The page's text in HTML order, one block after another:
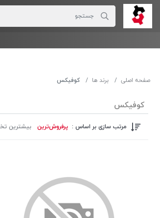
صفحه اصلی برند ها کوفیکس
کوفیکس
مرتب سازی بر اساس : پرفروش‌ترین‌ بیشترین